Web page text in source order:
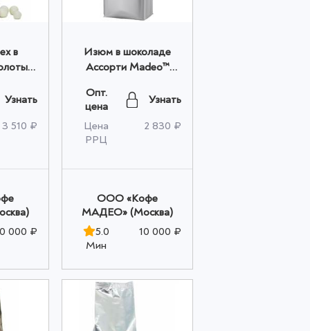
в
кг
Узнать
3 510 ₽
000 ₽
Изюм в шоколаде
Ассорти Madeo™
Опт.
цена
Узнать
Цена
РРЦ
2 830 ₽
OOO «Кофе
МАДЕО» (Москва)
5.0
Мин
10 000 ₽